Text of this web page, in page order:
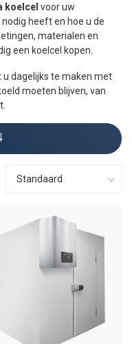
koelcel voor uw
heeft en hoe u de
materialen en
een koelcel kopen.
dagelijks te maken met
moeten blijven, van